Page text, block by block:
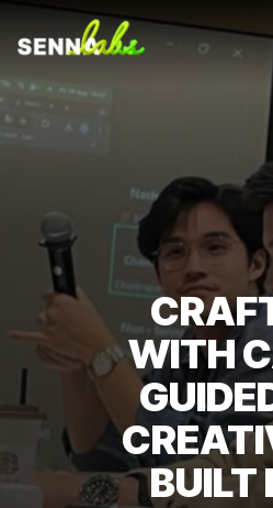
WITH CARE,
CREATIVITY,
  BUILT FOR